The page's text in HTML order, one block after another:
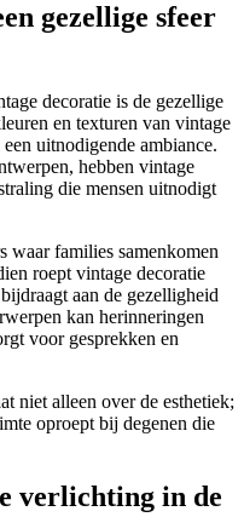
gezellige sfeer
decoratie is de gezellige
en texturen van vintage
uitnodigende ambiance.
hebben vintage
die mensen uitnodigt
waar families samenkomen
roept vintage decoratie
aan de gezelligheid
kan herinneringen
voor gesprekken en
niet alleen over de esthetiek;
oproept bij degenen die
verlichting in de